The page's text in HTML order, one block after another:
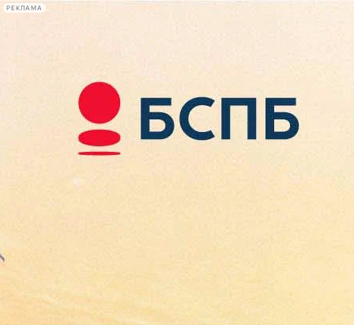
РЕКЛАМА
Сегодня:
2026.08.07
21:31
Афиша Plus